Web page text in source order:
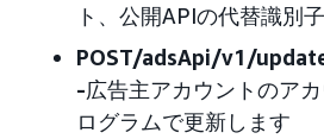
ト、公開APIの代替識別
POST/adsApi/v1/
-広告主アカウントのア
ログラムで更新します